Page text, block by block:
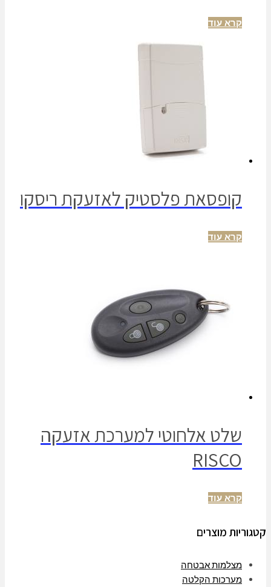
קרא עוד
קופסאת פלסטיק לאזעקת ריסקו
קרא עוד
שלט אלחוטי למערכת אזעקה
RISCO
קרא עוד
קטגוריות מוצרים
מצלמות אבטחה
מערכות הקלטה